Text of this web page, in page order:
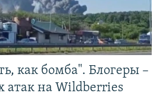
как бомба". Блогеры –
атак на Wildberries